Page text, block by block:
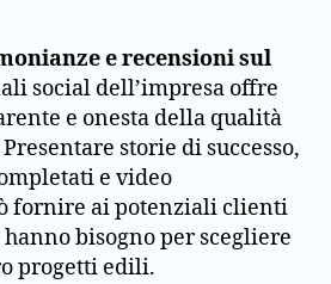
e recensioni sul
social dell’impresa offre
e onesta della qualità
storie di successo,
e video
fornire ai potenziali clienti
bisogno per scegliere
progetti edili.